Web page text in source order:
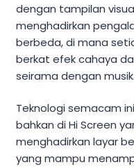
dengan tampilan
menghadirkan
berbeda, di mana
berkat efek cahaya
seirama dengan musik.
Teknologi semacam
bahkan di Hi Screen
menghadirkan layar
yang mampu